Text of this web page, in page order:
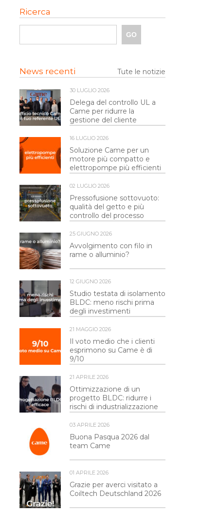
Ricerca
News recenti Tute le notizie
30 LUGLIO 2026
Delega del controllo UL a
Came per ridurre la
gestione del cliente
16 LUGLIO 2026
Soluzione Came per un
motore più compatto e
elettropompe più efficienti
02 LUGLIO 2026
Pressofusione sottovuoto:
qualità del getto e più
controllo del processo
25 GIUGNO 2026
Avvolgimento con filo in
rame o alluminio?
12 GIUGNO 2026
Studio testata di isolamento
BLDC: meno rischi prima
degli investimenti
21 MAGGIO 2026
Il voto medio che i clienti
esprimono su Came è di
9/10
21 APRILE 2026
Ottimizzazione di un
progetto BLDC: ridurre i
rischi di industrializzazione
03 APRILE 2026
Buona Pasqua 2026 dal
team Came
01 APRILE 2026
Grazie per averci visitato a
Coiltech Deutschland 2026